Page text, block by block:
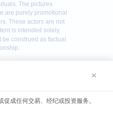
you agree to our use of
×
成任何交易、经纪或投资服务。